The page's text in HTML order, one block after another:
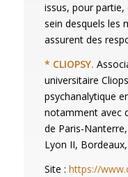
issus, pour partie,
sein desquels les
assurent des
* CLIOPSY.
universitaire
psychanalytique
notamment avec
de Paris-
Lyon II,
Site : https://